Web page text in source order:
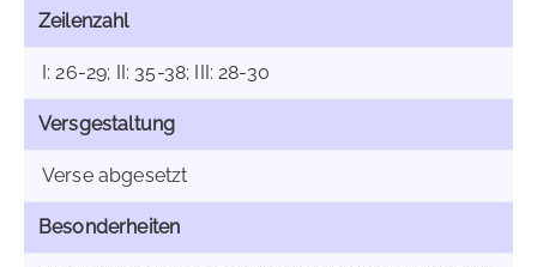
Zeilenzahl
I: 26-29; II: 35-38; III: 28-30
Versgestaltung
Verse abgesetzt
Besonderheiten